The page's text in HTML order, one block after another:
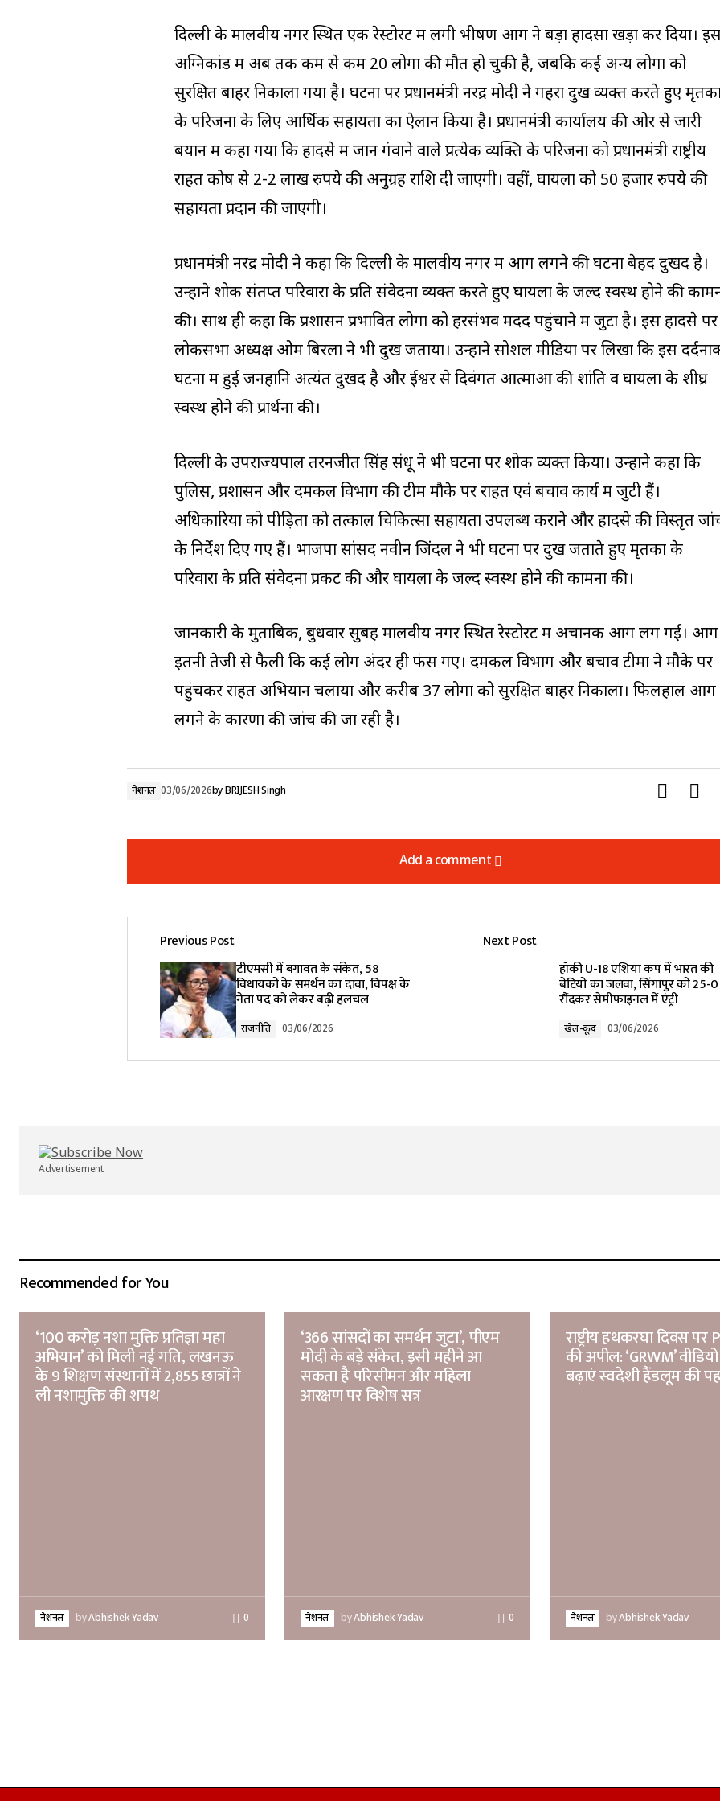
दिल्ली के मालवीय नगर स्थित एक रेस्टोरेंट में लगी भीषण आग ने बड़ा हादसा खड़ा कर दिया।
अग्निकांड में अब तक कम से कम 20 लोगों की मौत हो चुकी है, जबकि कई अन्य लोगों को
सुरक्षित बाहर निकाला गया है। घटना पर प्रधानमंत्री नरेंद्र मोदी ने गहरा दुख व्यक्त करते हुए
के परिजनों के लिए आर्थिक सहायता का ऐलान किया है। प्रधानमंत्री कार्यालय की ओर से जारी
बयान में कहा गया कि हादसे में जान गंवाने वाले प्रत्येक व्यक्ति के परिजनों को प्रधानमंत्री राष्ट्रीय
राहत कोष से 2-2 लाख रुपये की अनुग्रह राशि दी जाएगी। वहीं, घायलों को 50 हजार रुपये की
सहायता प्रदान की जाएगी।
प्रधानमंत्री नरेंद्र मोदी ने कहा कि दिल्ली के मालवीय नगर में आग लगने की घटना बेहद दुखद है।
उन्होंने शोक संतप्त परिवारों के प्रति संवेदना व्यक्त करते हुए घायलों के जल्द स्वस्थ होने की
की। साथ ही कहा कि प्रशासन प्रभावित लोगों को हरसंभव मदद पहुंचाने में जुटा है। इस हादसे पर
लोकसभा अध्यक्ष ओम बिरला ने भी दुख जताया। उन्होंने सोशल मीडिया पर लिखा कि इस
घटना में हुई जनहानि अत्यंत दुखद है और ईश्वर से दिवंगत आत्माओं की शांति व घायलों के शीघ्र
स्वस्थ होने की प्रार्थना की।
दिल्ली के उपराज्यपाल तरनजीत सिंह संधू ने भी घटना पर शोक व्यक्त किया। उन्होंने कहा कि
पुलिस, प्रशासन और दमकल विभाग की टीमें मौके पर राहत एवं बचाव कार्य में जुटी हैं।
अधिकारियों को पीड़ितों को तत्काल चिकित्सा सहायता उपलब्ध कराने और हादसे की विस्तृत
के निर्देश दिए गए हैं। भाजपा सांसद नवीन जिंदल ने भी घटना पर दुख जताते हुए मृतकों के
परिवारों के प्रति संवेदना प्रकट की और घायलों के जल्द स्वस्थ होने की कामना की।
जानकारी के मुताबिक, बुधवार सुबह मालवीय नगर स्थित रेस्टोरेंट में अचानक आग लग गई। आग
इतनी तेजी से फैली कि कई लोग अंदर ही फंस गए। दमकल विभाग और बचाव टीमों ने मौके पर
पहुंचकर राहत अभियान चलाया और करीब 37 लोगों को सुरक्षित बाहर निकाला। फिलहाल आग
लगने के कारणों की जांच की जा रही है।
नेशनल 03/06/2026byBRIJESH Singh
Add a comment
Add a comment
Your email address will not be published. Required fields are marked *
Comment*
Previous Post
टीएमसी में बगावत के संकेत, 58
विधायकों के समर्थन का दावा, विपक्ष के
नेता पद को लेकर बढ़ी हलचल
राजनीति 03/06/2026
Next Post
हॉकी U-18 एशिया कप में भारत की
बेटियों का जलवा, सिंगापुर को 25-
रौंदकर सेमीफाइनल में एंट्री
खेल-कूद 03/06/2026
Advertisement
Recommended for You
‘100 करोड़ नशा मुक्ति प्रतिज्ञा महा
अभियान’ को मिली नई गति, लखनऊ
के 9 शिक्षण संस्थानों में 2,855 छात्रों ने
ली नशामुक्ति की शपथ
नेशनल byAbhishek Yadav 0
‘366 सांसदों का समर्थन जुटा’, पीएम
मोदी के बड़े संकेत, इसी महीने आ
सकता है परिसीमन और महिला
आरक्षण पर विशेष सत्र
नेशनल byAbhishek Yadav 0
राष्ट्रीय हथकरघा दिवस पर
की अपील: ‘GRWM’
बढ़ाएं स्वदेशी हैंडलूम की
नेशनल byAbhishek Yadav